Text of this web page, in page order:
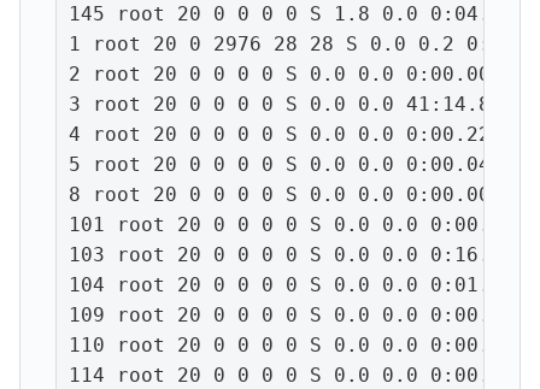
145 root 20 0 0 0 0 S 1.8 0.0 0:04.12
1 root 20 0 2976 28 28 S 0.0 0.2
2 root 20 0 0 0 0 S 0.0 0.0 0:00.00
3 root 20 0 0 0 0 S 0.0 0.0 41:14.80
4 root 20 0 0 0 0 S 0.0 0.0 0:00.22
5 root 20 0 0 0 0 S 0.0 0.0 0:00.04
8 root 20 0 0 0 0 S 0.0 0.0 0:00.00
101 root 20 0 0 0 0 S 0.0 0.0 0:00.19
103 root 20 0 0 0 0 S 0.0 0.0 0:16.42
104 root 20 0 0 0 0 S 0.0 0.0 0:01.59
109 root 20 0 0 0 0 S 0.0 0.0 0:00.02
110 root 20 0 0 0 0 S 0.0 0.0 0:00.00
114 root 20 0 0 0 0 S 0.0 0.0 0:00.00